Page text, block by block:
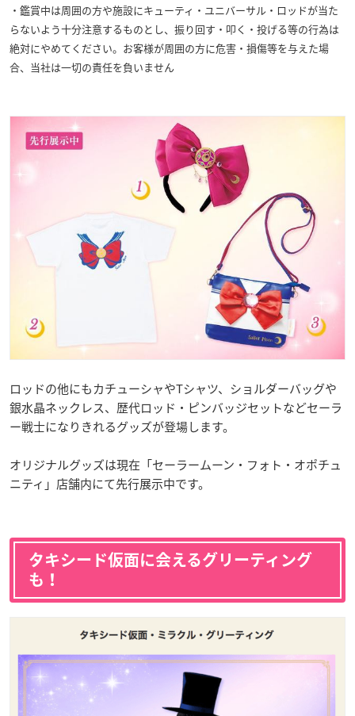
・鑑賞中は周囲の方や施設にキューティ・ユニバーサル・ロッドが当た
らないよう十分注意するものとし、振り回す・叩く・投げる等の行為は
絶対にやめてください。お客様が周囲の方に危害・損傷等を与えた場
合、当社は一切の責任を負いません
ロッドの他にもカチューシャやTシャツ、ショルダーバッグや
銀水晶ネックレス、歴代ロッド・ピンバッジセットなどセーラ
ー戦士になりきれるグッズが登場します。
オリジナルグッズは現在「セーラームーン・フォト・オポチュ
ニティ」店舗内にて先行展示中です。
タキシード仮面に会えるグリーティング
も！